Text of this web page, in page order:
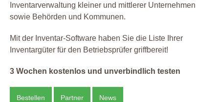
Inventarverwaltung kleiner und mittlerer Unternehmen
sowie Behörden und Kommunen.
Mit der Inventar-Software haben Sie die Liste Ihrer
Inventargüter für den Betriebsprüfer griffbereit!
3 Wochen kostenlos und unverbindlich testen
Bestellen Partner News